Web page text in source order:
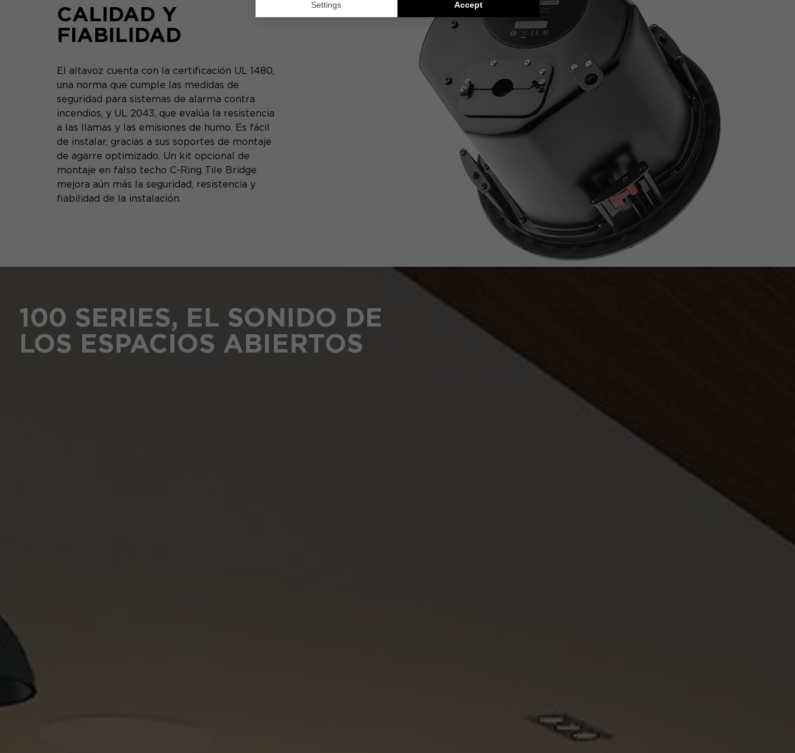
CALIDAD Y
FIABILIDAD
El altavoz cuenta con la certificación UL 1480,
una norma que cumple las medidas de
seguridad para sistemas de alarma contra
incendios, y UL 2043, que evalúa la resistencia
a las llamas y las emisiones de humo. Es fácil
de instalar, gracias a sus soportes de montaje
de agarre optimizado. Un kit opcional de
montaje en falso techo C-Ring Tile Bridge
mejora aún más la seguridad, resistencia y
fiabilidad de la instalación.
100 SERIES, EL SONIDO DE
LOS ESPACIOS ABIERTOS